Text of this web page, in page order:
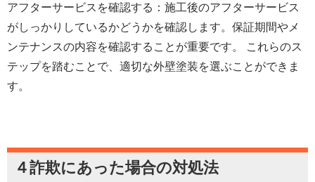
アフターサービスを確認する：施工後のアフターサービス
がしっかりしているかどうかを確認します。保証期間やメ
ンテナンスの内容を確認することが重要です。 これらのス
テップを踏むことで、適切な外壁塗装を選ぶことができま
す。
４詐欺にあった場合の対処法